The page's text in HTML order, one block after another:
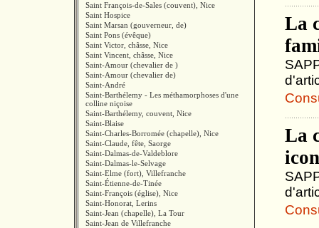
Saint François-de-Sales (couvent), Nice
Saint Hospice
Saint Marsan (gouverneur, de)
Saint Pons (évêque)
Saint Victor, châsse, Nice
Saint Vincent, châsse, Nice
Saint-Amour (chevalier de )
Saint-Amour (chevalier de)
Saint-André
Saint-Barthélemy - Les méthamorphoses d'une
colline niçoise
Saint-Barthélemy, couvent, Nice
Saint-Blaise
Saint-Charles-Borromée (chapelle), Nice
Saint-Claude, fête, Saorge
Saint-Dalmas-de-Valdeblore
Saint-Dalmas-le-Selvage
Saint-Elme (fort), Villefranche
Saint-Étienne-de-Tinée
Saint-François (église), Nice
Saint-Honorat, Lerins
Saint-Jean (chapelle), La Tour
Saint-Jean de Villefranche
La
La